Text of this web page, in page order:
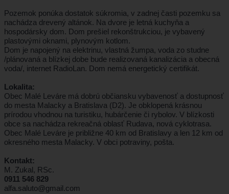
Pozemok ponúka dostatok súkromia, v zadnej časti pozemku sa
nachádza drevený altánok. Na dvore je letná kuchyňa a
hospodársky dom. Dom prešiel rekonštrukciou, je vybavený
plastovými oknami, plynovým kotlom.
Dom je napojený na elektrinu, vlastná žumpa, voda zo studne
/plánovaná a blízkej dobe bude realizovaná kanalizácia a obecná
voda/, internet RadioLan. Dom nemá energetický certifikát.
Lokalita:
Obec Malé Leváre má dobrú občiansku vybavenosť a dostupnosť
do mesta Malacky a Bratislava (D2). Je obklopená krásnou
prírodou vhodnou na turistiku, hubárčenie či rybolov. V blízkosti
obce sa nachádza rekreačná oblasť Rudava, nová cyklotrasa.
Obec Malé Leváre je približne 40 km od Bratislavy a len 12 km od
okresného mesta Malacky. V obci potraviny, pošta.
Kontakt:
M. Zukal, RSc.
0911 546 829
alfa.saluto@gmail.com